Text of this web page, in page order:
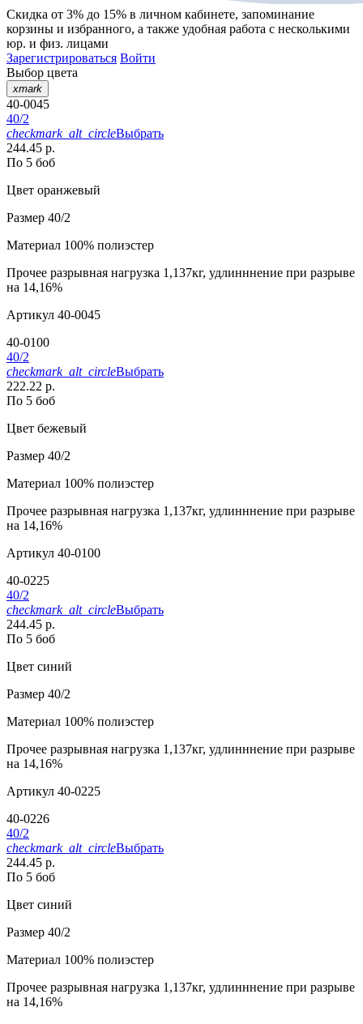
Скидка от 3% до 15% в личном кабинете, запоминание
корзины и избранного, а также удобная работа с несколькими
юр. и физ. лицами
Зарегистрироваться Войти
Выбор цвета
xmark
40-0045
40/2
checkmark_alt_circleВыбрать
244.45 р.
По 5 боб
Цвет оранжевый
Размер 40/2
Материал 100% полиэстер
Прочее разрывная нагрузка 1,137кг, удлинннение при разрыве
на 14,16%
Артикул 40-0045
40-0100
40/2
checkmark_alt_circleВыбрать
222.22 р.
По 5 боб
Цвет бежевый
Размер 40/2
Материал 100% полиэстер
Прочее разрывная нагрузка 1,137кг, удлинннение при разрыве
на 14,16%
Артикул 40-0100
40-0225
40/2
checkmark_alt_circleВыбрать
244.45 р.
По 5 боб
Цвет синий
Размер 40/2
Материал 100% полиэстер
Прочее разрывная нагрузка 1,137кг, удлинннение при разрыве
на 14,16%
Артикул 40-0225
40-0226
40/2
checkmark_alt_circleВыбрать
244.45 р.
По 5 боб
Цвет синий
Размер 40/2
Материал 100% полиэстер
Прочее разрывная нагрузка 1,137кг, удлинннение при разрыве
на 14,16%